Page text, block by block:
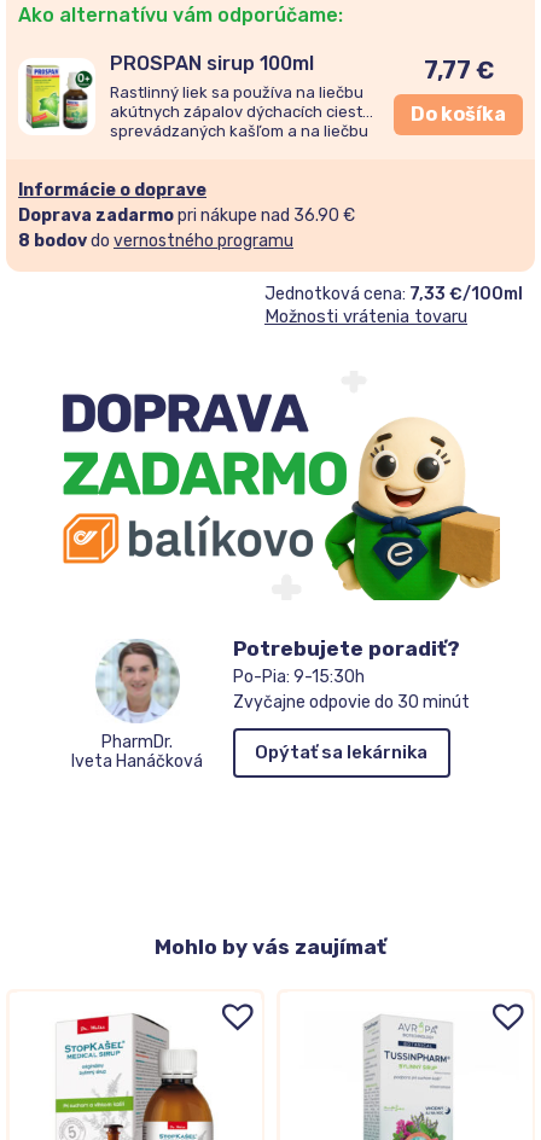
Ako alternatívu vám odporúčame:
PROSPAN sirup 100ml
Rastlinný liek sa používa na liečbu
akútnych zápalov dýchacích ciest
sprevádzaných kašľom a na liečbu
7,77 €
Do košíka
Informácie o doprave
Doprava zadarmopri nákupe nad 36.90 €
8 bodovdo vernostného programu
Jednotková cena: 7,33 €/100ml
Možnosti vrátenia tovaru
PharmDr.
Iveta Hanáčková
Potrebujete poradiť?
Po-Pia: 9-15:30h
Zvyčajne odpovie do 30 minút
Opýtať sa lekárnika
Mohlo by vás zaujímať